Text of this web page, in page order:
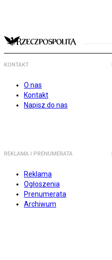
KONTAKT
O nas
Kontakt
Napisz do nas
REKLAMA I PRENUMERATA
Reklama
Ogłoszenia
Prenumerata
Archiwum